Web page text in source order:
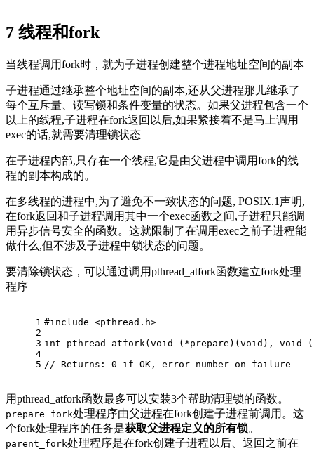
7 线程和fork
当线程调用fork时，就为子进程创建整个进程地址空间的副本
子进程通过继承整个地址空间的副本,还从父进程那儿继承了
每个互斥量、读写锁和条件变量的状态。如果父进程包含一个
以上的线程,子进程在fork返回以后,如果紧接着不是马上调用
exec的话,就需要清理锁状态
在子进程内部,只存在一个线程,它是由父进程中调用fork的线
程的副本构成的。
在多线程的进程中,为了避免不一致状态的问题, POSIX.1声明,
在fork返回和子进程调用其中一个exec函数之间,子进程只能调
用异步信号安全的函数。这就限制了在调用exec之前子进程能
做什么,但不涉及子进程中锁状态的问题。
要清除锁状态，可以通过调用pthread_atfork函数建立fork处理
程序
1
2
3
4
5
#include <pthread.h>
int pthread_atfork(void (*prepare)(void),
// Returns: 0 if OK, error number on failure
用pthread_atfork函数最多可以安装3个帮助清理锁的函数。
prepare_fork处理程序由父进程在fork创建子进程前调用。这
个fork处理程序的任务是获取父进程定义的所有锁。
parent_fork处理程序是在fork创建子进程以后、返回之前在